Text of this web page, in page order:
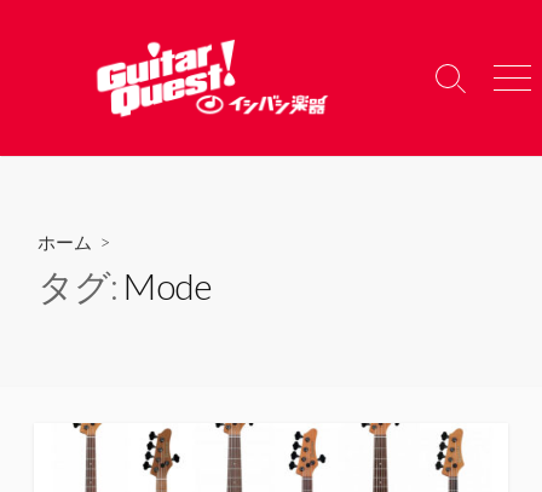
へ
検
り
メ
ー
ホーム >
タグ: Mode